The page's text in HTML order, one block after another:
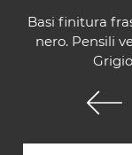
Basi finitura
nero. Pensili